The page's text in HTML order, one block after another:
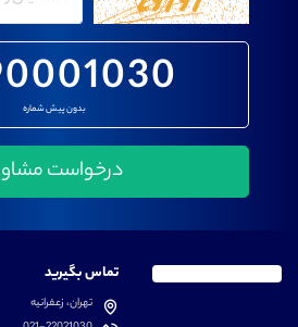
بدون پیش شماره
تماس بگیرید
تهران، زعفرانیه